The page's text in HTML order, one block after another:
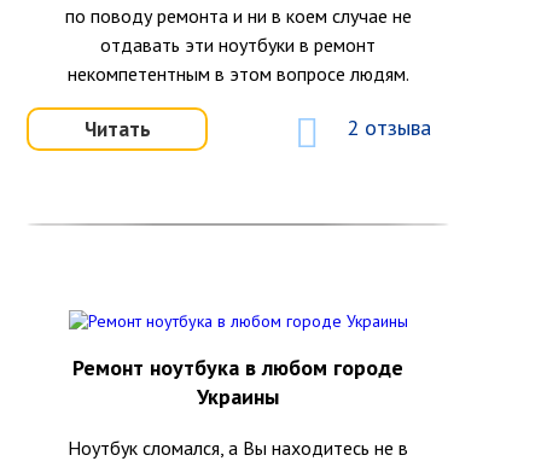
по поводу ремонта и ни в коем случае не
отдавать эти ноутбуки в ремонт
некомпетентным в этом вопросе людям.
Читать 2 отзыва
Ремонт ноутбука в любом городе
Украины
Ноутбук сломался, а Вы находитесь не в